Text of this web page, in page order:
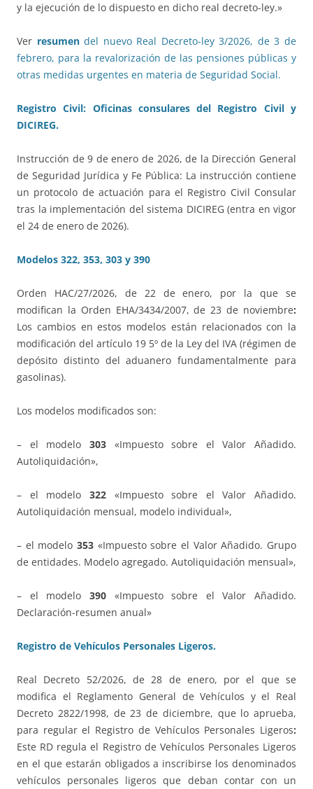
y la ejecución de lo dispuesto en dicho real decreto-ley.»
Ver resumendel nuevo Real Decreto-ley 3/2026, de 3 de
febrero, para la revalorización de las pensiones públicas y
otras medidas urgentes en materia de Seguridad Social.
Registro Civil: Oficinas consulares del Registro Civil y
DICIREG.
Instrucción de 9 de enero de 2026, de la Dirección General
de Seguridad Jurídica y Fe Pública: La instrucción contiene
un protocolo de actuación para el Registro Civil Consular
tras la implementación del sistema DICIREG (entra en vigor
el 24 de enero de 2026).
Modelos 322, 353, 303 y 390
Orden HAC/27/2026, de 22 de enero, por la que se
modifican la Orden EHA/3434/2007, de 23 de noviembre:
Los cambios en estos modelos están relacionados con la
modificación del artículo 19 5º de la Ley del IVA (régimen de
depósito distinto del aduanero fundamentalmente para
gasolinas).
Los modelos modificados son:
– el modelo 303«Impuesto sobre el Valor Añadido.
Autoliquidación»,
– el modelo 322«Impuesto sobre el Valor Añadido.
Autoliquidación mensual, modelo individual»,
– el modelo 353 «Impuesto sobre el Valor Añadido. Grupo
de entidades. Modelo agregado. Autoliquidación mensual»,
– el modelo 390«Impuesto sobre el Valor Añadido.
Declaración-resumen anual»
Registro de Vehículos Personales Ligeros.
Real Decreto 52/2026, de 28 de enero, por el que se
modifica el Reglamento General de Vehículos y el Real
Decreto 2822/1998, de 23 de diciembre, que lo aprueba,
para regular el Registro de Vehículos Personales Ligeros:
Este RD regula el Registro de Vehículos Personales Ligeros
en el que estarán obligados a inscribirse los denominados
vehículos personales ligeros que deban contar con un